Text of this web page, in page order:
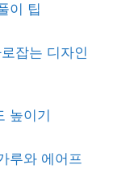
이 팁
잡는 디자인
높이기
루와 에어프